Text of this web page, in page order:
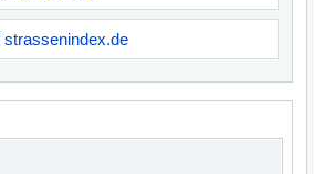
strassenindex.de